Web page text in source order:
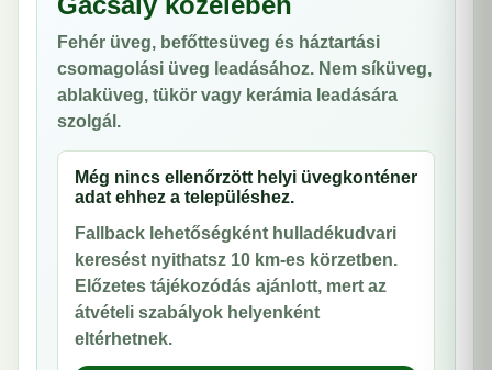
Fehér üveg, befőttesüveg és háztartási
csomagolási üveg leadásához. Nem síküveg,
ablaküveg, tükör vagy kerámia leadására
szolgál.
Még nincs ellenőrzött helyi üvegkonténer
adat ehhez a településhez.
Fallback lehetőségként hulladékudvari
keresést nyithatsz 10 km-es körzetben.
Előzetes tájékozódás ajánlott, mert az
átvételi szabályok helyenként
eltérhetnek.